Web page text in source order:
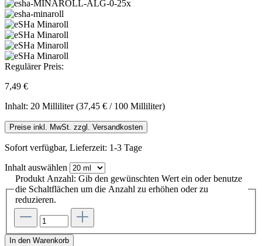
Regulärer Preis:
7,49 €
Inhalt: 20 Milliliter(37,45 € / 100 Milliliter)
Preise inkl. MwSt. zzgl. Versandkosten
Sofort verfügbar, Lieferzeit: 1-3 Tage
Inhalt auswählen
Produkt Anzahl: Gib den gewünschten Wert ein oder benutze
die Schaltflächen um die Anzahl zu erhöhen oder zu
reduzieren.
In den Warenkorb